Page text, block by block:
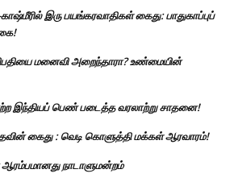
இரு பயங்கரவாதிகள் கைது: பாதுகாப்புப்
மனைவி அறைந்தாரா? உண்மையின்
இந்தியப் பெண் படைத்த வரலாற்று சாதனை!
கைது : வெடி கொளுத்தி மக்கள் ஆரவாரம்!
ஆரம்பமானது நாடாளுமன்றம்